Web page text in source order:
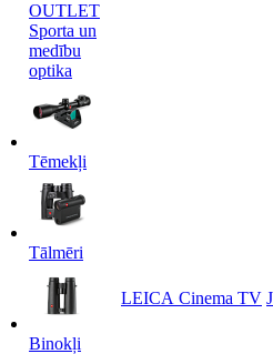
OUTLET
Sporta un
medību
optika
Tēmekļi
Tālmēri
Binokļi
LEICA Cinema TV